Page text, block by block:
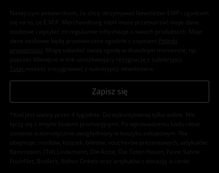
Niniejszym potwierdzam, że chcę otrzymywać Newsletter EMP i zgadzam
się na to, że E.M.P. Merchandising mbH może przetwarzać moje dane
osobowe i wysyłać mi regularnie informacje o swoich produktach. Moje
dane osobowe będą przetwarzane zgodnie z zapisami
Polityki
prywatności . Mogę odwołać swoją zgodę w dowolnym momencie, np.
poprzez kliknięcie w link umożliwiający rezygnację z subskrypcji.
Tutaj możesz zrezygnować z subskrypcji newslettera.
Zapisz się
*Kod jest ważny przez 4 tygodnie. Do wykorzystania tylko online. NIe
łączy się z innymi kodami promocyjnymi. Po wprowadzeniu kodu rabat
zostanie automatycznie uwzględniony w koszyku zakupowym. Nie
obejmuje: mediów, książek, biletów, voucherów prezentowych, artykułów:
Rammstein, (Till) Lindemann, Die Ärzte, Die Toten Hosen, Feine Sahne
Fischfilet, Broilers, Böhse Onkelz oraz artykułów z donacją w cenie.